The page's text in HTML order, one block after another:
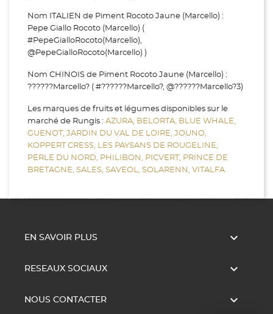
Nom ITALIEN de Piment Rocoto Jaune (Marcello) :
Pepe Giallo Rocoto (Marcello) (
#PepeGialloRocoto(Marcello),
@PepeGialloRocoto(Marcello) )
Nom CHINOIS de Piment Rocoto Jaune (Marcello) :
??????Marcello? ( #??????Marcello?, @??????Marcello?3)
Les marques de fruits et légumes disponibles sur le
marché de Rungis : AZURA, BELORTA, BLUE WHALE,
GUENOT, JARDIN DU VAL DE LOIRE, JOUNO,
KOPPERT CRESS, LES PAYSANS DE ROUGELINE,
PERLE DU NORD, PHILIBON, PICVERT, PRINCE DE
BRETAGNE, SALES, SAVEOL, SOLARENN, VITALFA
EN SAVOIR PLUS 
RESEAUX SOCIAUX 
NOUS CONTACTER 